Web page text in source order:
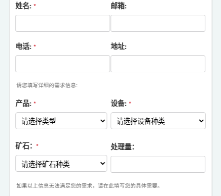
姓名: * 邮箱:
电话: * 地址:
请您填写详细的需求信息:
产品: * 设备: *
矿石： * 处理量：
如果以上信息无法满足您的需求，请在此填写您的具体需要。